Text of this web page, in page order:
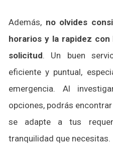
Además, no olvides
horarios y la rapidez
solicitud. Un buen
eficiente y puntual,
emergencia. Al
opciones, podrás
se adapte a tus
tranquilidad que necesitas.